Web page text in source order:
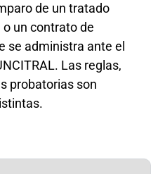
de un tratado
un contrato de
se administra ante el
Las reglas,
probatorias son